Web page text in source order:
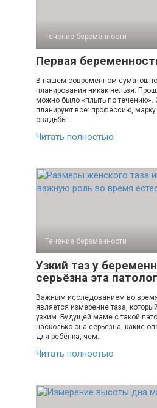
Течение беременности
Первая
В нашем современном
планирования никак нельзя.
можно было «плыть по
планируют всё: профессию,
свадьбы…
Читать полностью
Течение беременности
Узкий таз у
серьёзна эта
Важным исследованием во
является измерение таза,
узким. Будущей маме с такой
насколько она серьёзна, какие
для ребёнка, чем…
Читать полностью